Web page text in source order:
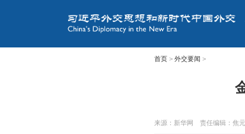
首页> 外交要闻 >
来源：新华网 责任编辑：焦